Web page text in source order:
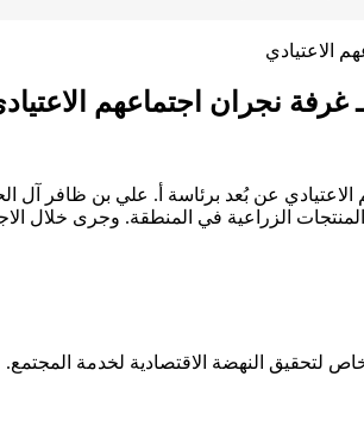
غرفة نجران اجتماعهم
الاعتيادي عن بُعد برئاسة أ. علي بن
الزراعية في المنطقة. وجرى خلال
لتحقيق النهضة الاقتصادية لخدمة المجتمع.